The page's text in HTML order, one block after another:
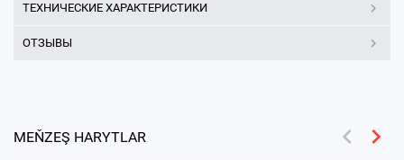
ТЕХНИЧЕСКИЕ ХАРАКТЕРИСТИКИ
ОТЗЫВЫ
MEŇZEŞ HARYTLAR